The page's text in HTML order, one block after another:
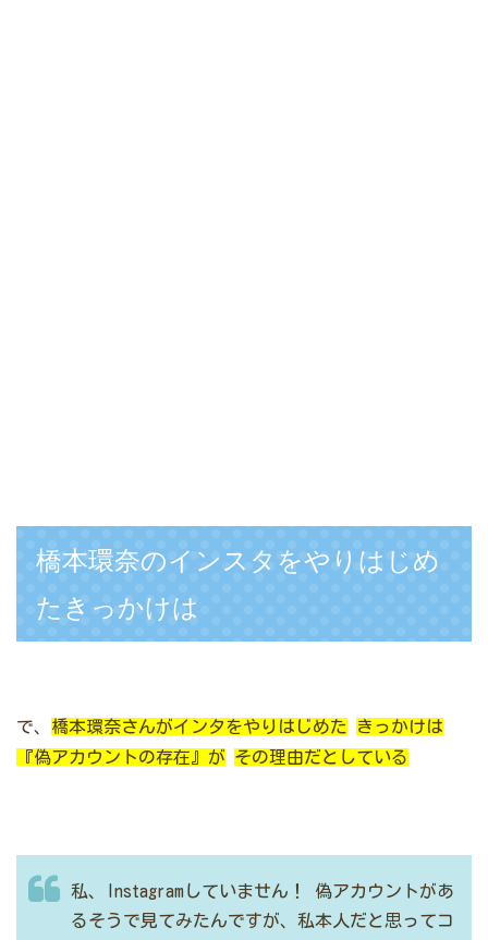
橋本環奈のインスタをやりはじめ
たきっかけは
で、 橋本環奈さんがインタをやりはじめた
きっかけは
『偽アカウントの存在』が
その理由だとしている
私、Instagramしていません！
偽アカウントがあ
るそうで見てみたんですが、私本人だと思ってコ